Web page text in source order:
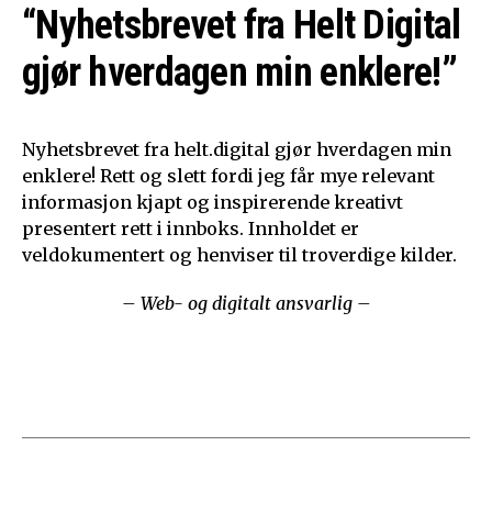
“Nyhetsbrevet fra Helt Digital
gjør hverdagen min enklere!”
Nyhetsbrevet fra helt.digital gjør hverdagen min
enklere! Rett og slett fordi jeg får mye relevant
informasjon kjapt og inspirerende kreativt
presentert rett i innboks. Innholdet er
veldokumentert og henviser til troverdige kilder.
– Web- og digitalt ansvarlig –